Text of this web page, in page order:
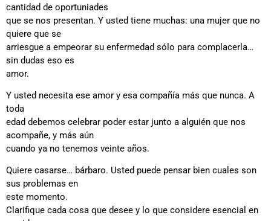
cantidad de oportuniades
que se nos presentan. Y usted tiene muchas: una mujer que no
quiere que se
arriesgue a empeorar su enfermedad sólo para complacerla…
sin dudas eso es
amor.
Y usted necesita ese amor y esa compañía más que nunca. A
toda
edad debemos celebrar poder estar junto a alguién que nos
acompañe, y más aún
cuando ya no tenemos veinte años.
Quiere casarse… bárbaro. Usted puede pensar bien cuales son
sus problemas en
este momento.
Clarifique cada cosa que desee y lo que considere esencial en